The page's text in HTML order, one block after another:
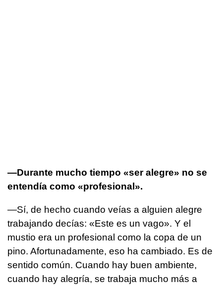
—Durante mucho tiempo «ser alegre» no se
entendía como «profesional».
—Sí, de hecho cuando veías a alguien alegre
trabajando decías: «Este es un vago». Y el
mustio era un profesional como la copa de un
pino. Afortunadamente, eso ha cambiado. Es de
sentido común. Cuando hay buen ambiente,
cuando hay alegría, se trabaja mucho más a